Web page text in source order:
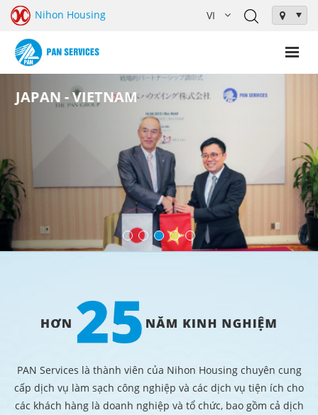
Nihon Housing
JAPAN - VIETNAM
PAN Services là thành viên của Nihon Housing chuyên cung
cấp dịch vụ làm sạch công nghiệp và các dịch vụ tiện ích cho
các khách hàng là doanh nghiệp và tổ chức, bao gồm cả dịch